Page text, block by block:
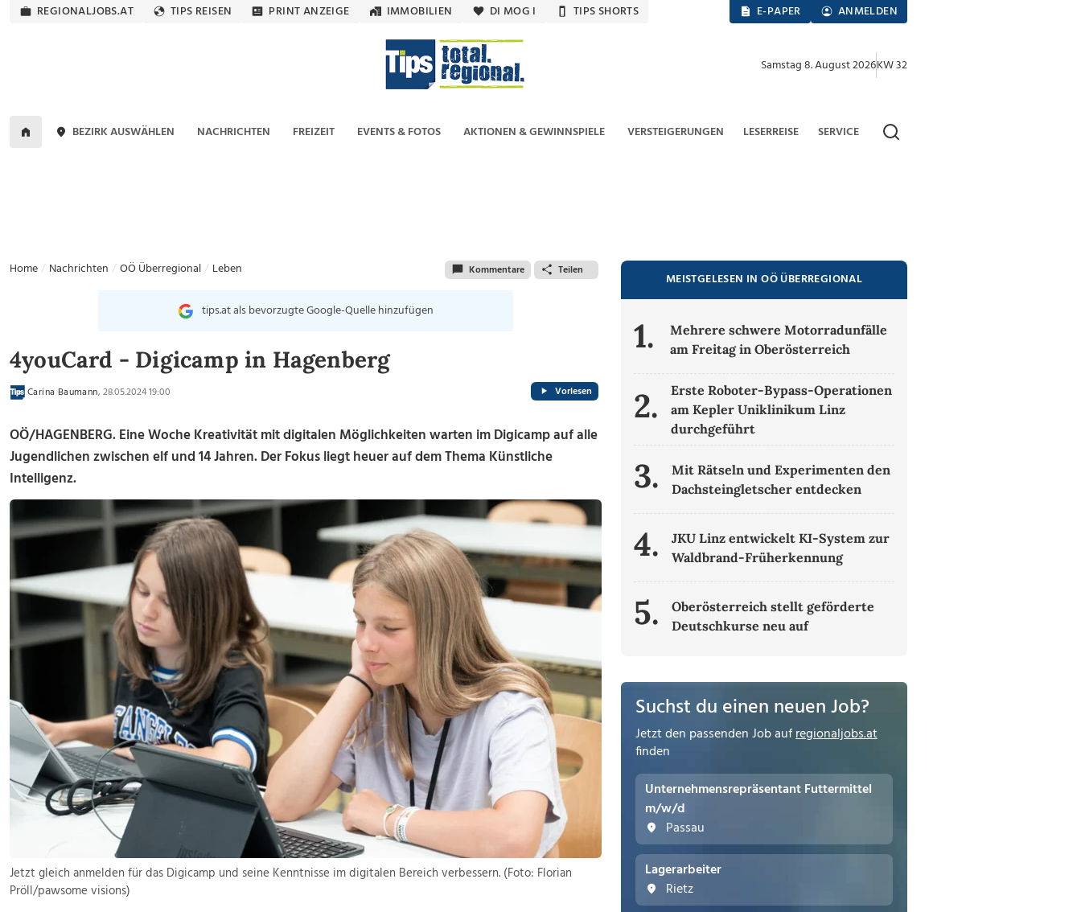
REGIONALJOBS.AT TIPS REISEN PRINT ANZEIGE IMMOBILIEN DI MOG I TIPS SHORTS E-PAPER ANMELDEN
Samstag 8. August 2026KW 32
BEZIRK AUSWÄHLEN NACHRICHTEN FREIZEIT EVENTS & FOTOS AKTIONEN & GEWINNSPIELE VERSTEIGERUNGEN LESERREISE SERVICE
Home Nachrichten OÖ Überregional Leben Kommentare Teilen
tips.at als bevorzugte Google-Quelle hinzufügen
4youCard - Digicamp in Hagenberg
Carina Baumann, 28.05.2024 19:00 Vorlesen
OÖ/HAGENBERG.Eine Woche Kreativität mit digitalen Möglichkeiten warten im Digicamp auf alle
Jugendlichen zwischen elf und 14 Jahren. Der Fokus liegt heuer auf dem Thema Künstliche
Intelligenz.
Jetzt gleich anmelden für das Digicamp und seine Kenntnisse im digitalen Bereich verbessern. (Foto: Florian
Pröll/pawsome visions)
MEISTGELESEN IN OÖ ÜBERREGIONAL
1.
Mehrere schwere Motorradunfälle
am Freitag in Oberösterreich
2.
Erste Roboter-Bypass-Operationen
am Kepler Uniklinikum Linz
durchgeführt
3.
Mit Rätseln und Experimenten den
Dachsteingletscher entdecken
4.
JKU Linz entwickelt KI-System zur
Waldbrand-Früherkennung
5.
Oberösterreich stellt geförderte
Deutschkurse neu auf
Suchst du einen neuen Job?
Jetzt den passenden Job aufregionaljobs.at
finden
Unternehmensrepräsentant Futtermittel
m/w/d
Passau
Lagerarbeiter
Rietz